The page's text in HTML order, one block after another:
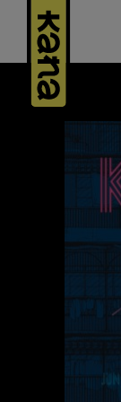
Panneau de gestion